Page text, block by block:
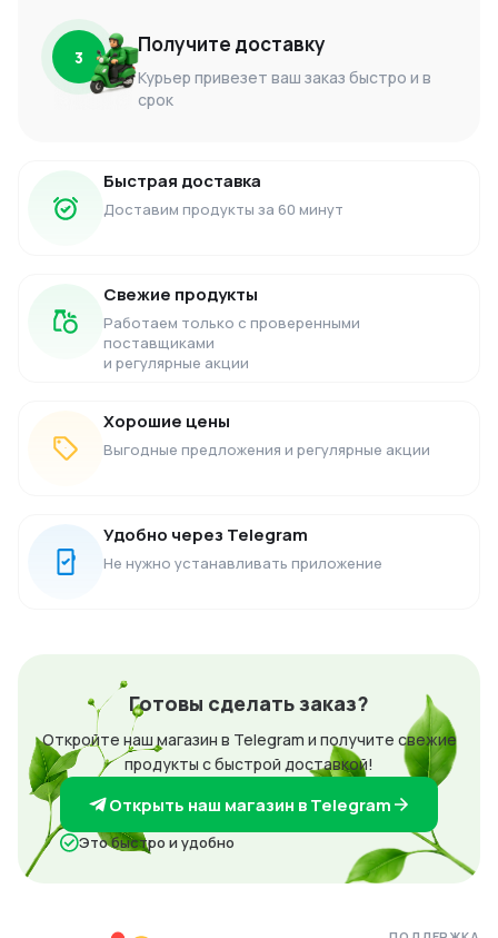
3 Получите доставку
Курьер привезет ваш заказ быстро и в
срок
Быстрая доставка
Доставим продукты за 60 минут
Свежие продукты
Работаем только с проверенными
поставщиками
и регулярные акции
Хорошие цены
Выгодные предложения и регулярные акции
Удобно через Telegram
Не нужно устанавливать приложение
Готовы сделать заказ?
Откройте наш магазин в Telegram и получите свежие
продукты с быстрой доставкой!
Открыть наш магазин в Telegram
Это быстро и удобно